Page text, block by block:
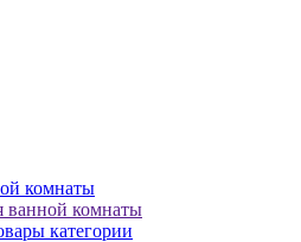
комнаты
ванной комнаты
категории